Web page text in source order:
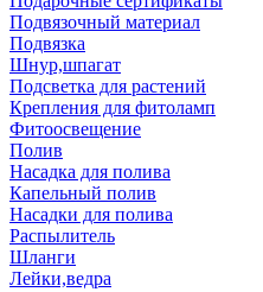
Подвязочный материал
Подвязка
Шнур,шпагат
Подсветка для растений
Крепления для фитоламп
Фитоосвещение
Полив
Насадка для полива
Капельный полив
Насадки для полива
Распылитель
Шланги
Лейки,ведра